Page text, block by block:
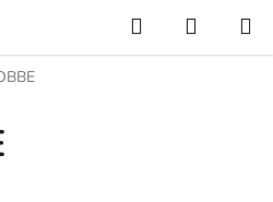
Hledat
KOŠÍK